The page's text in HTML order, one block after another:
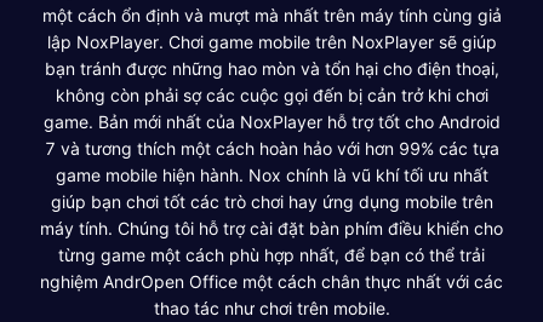
một cách ổn định và mượt mà nhất trên máy tính cùng giả
lập NoxPlayer. Chơi game mobile trên NoxPlayer sẽ giúp
bạn tránh được những hao mòn và tổn hại cho điện thoại,
không còn phải sợ các cuộc gọi đến bị cản trở khi chơi
game. Bản mới nhất của NoxPlayer hỗ trợ tốt cho Android
7 và tương thích một cách hoàn hảo với hơn 99% các tựa
game mobile hiện hành. Nox chính là vũ khí tối ưu nhất
giúp bạn chơi tốt các trò chơi hay ứng dụng mobile trên
máy tính. Chúng tôi hỗ trợ cài đặt bàn phím điều khiển cho
từng game một cách phù hợp nhất, để bạn có thể trải
nghiệm AndrOpen Office một cách chân thực nhất với các
thao tác như chơi trên mobile.